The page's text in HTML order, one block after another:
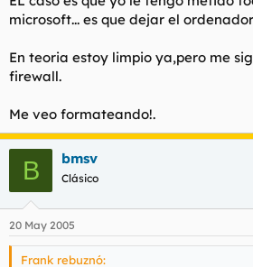
microsoft... es que dejar el
En teoria estoy limpio ya,pero me
firewall.
Me veo formateando!.
B bmsv
Clásico
20 May 2005
Frank rebuznó: